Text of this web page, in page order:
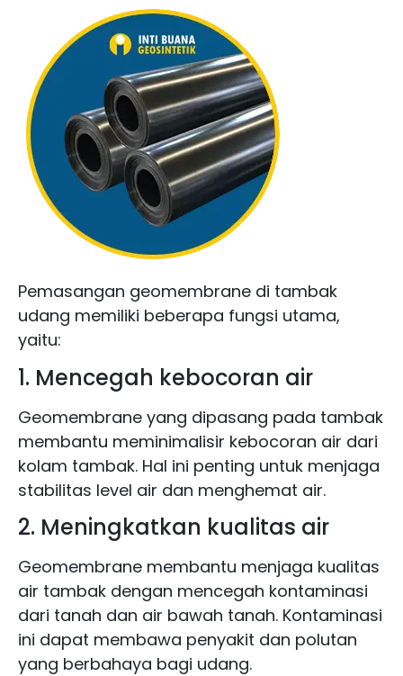
Pemasangan geomembrane di tambak
udang memiliki beberapa fungsi utama,
yaitu:
1. Mencegah kebocoran air
Geomembrane yang dipasang pada tambak
membantu meminimalisir kebocoran air dari
kolam tambak. Hal ini penting untuk menjaga
stabilitas level air dan menghemat air.
2. Meningkatkan kualitas air
Geomembrane membantu menjaga kualitas
air tambak dengan mencegah kontaminasi
dari tanah dan air bawah tanah. Kontaminasi
ini dapat membawa penyakit dan polutan
yang berbahaya bagi udang.